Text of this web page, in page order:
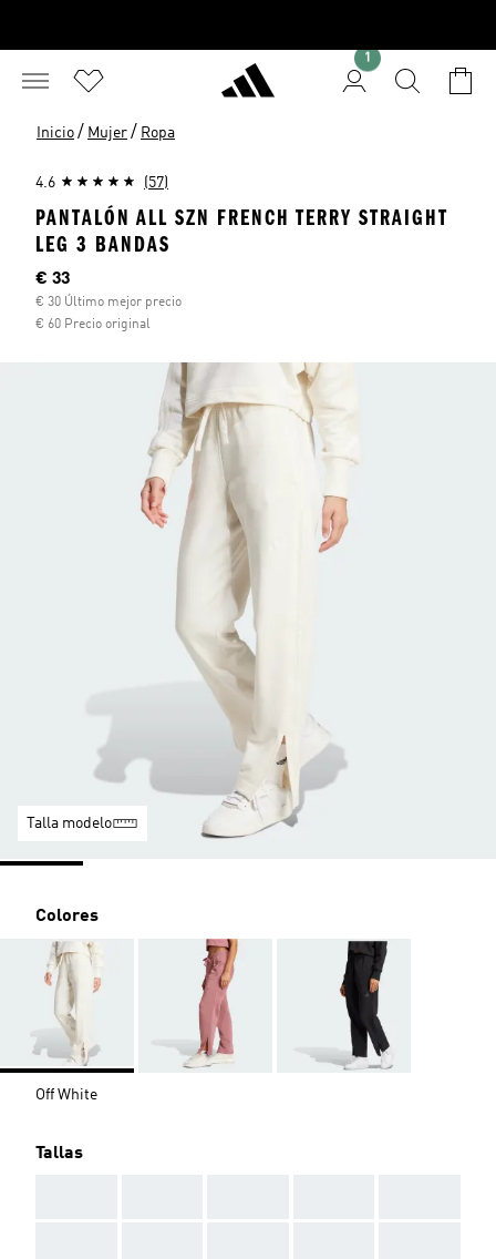
1
Inicio / Mujer / Ropa
4.6 (57)
PANTALÓN ALL SZN FRENCH TERRY STRAIGHT
LEG 3 BANDAS
Precio actual
€ 33
€ 30 Último mejor precio
€ 60 Precio original
Talla modelo
Colores
Off White
Tallas